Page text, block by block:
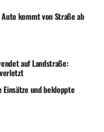
Auto kommt von Straße ab
auf Landstraße:
Einsätze und bekloppte